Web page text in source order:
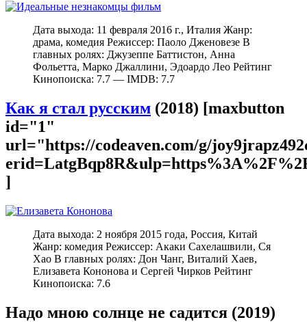
Дата выхода: 11 февраля 2016 г., Италия Жанр:
драма, комедия Режиссер: Паоло Дженовезе В
главных ролях: Джузеппе Баттистон, Анна
Фольетта, Марко Джаллини, Эдоардо Лео Рейтинг
Кинопоиска: 7.7 — IMDB: 7.7
Как я стал русским (2018) [maxbutton
id="1"
url="https://codeaven.com/g/
]
Дата выхода: 2 ноября 2015 года, Россия, Китай
Жанр: комедия Режиссер: Акаки Сахелашвили, Ся
Хао В главных ролях: Дон Чанг, Виталий Хаев,
Елизавета Кононова и Сергей Чирков Рейтинг
Кинопоиска: 7.6
Надо мною солнце не садится (2019)